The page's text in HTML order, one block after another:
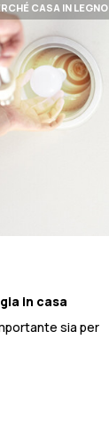
CASA IN LEGNO
in casa
sia per